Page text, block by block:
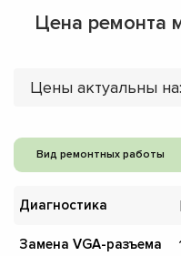
Цена ремонта
Цены актуальны на:
Вид ремонтных работы
Диагностика
Замена VGA-разъема